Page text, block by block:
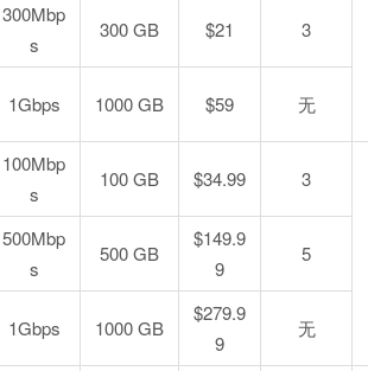
300Mbp
s
300 GB $21 3
1Gbps 1000 GB $59 无
100Mbp
s
100 GB $34.99 3
500Mbp
s
500 GB
$149.9
9
5
1Gbps 1000 GB
$279.9
9
无